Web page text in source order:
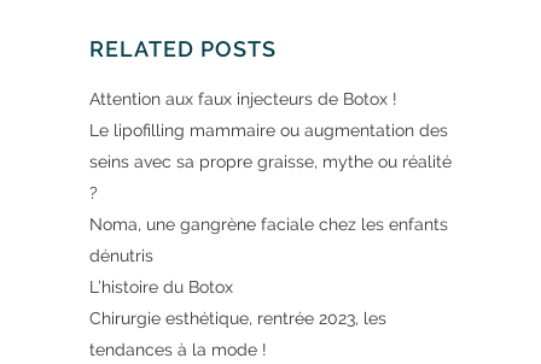
RELATED POSTS
Attention aux faux injecteurs de Botox !
Le lipofilling mammaire ou augmentation des
seins avec sa propre graisse, mythe ou réalité
?
Noma, une gangrène faciale chez les enfants
dénutris
L’histoire du Botox
Chirurgie esthétique, rentrée 2023, les
tendances à la mode !